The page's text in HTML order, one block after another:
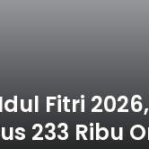
Fitri
233 Ribu